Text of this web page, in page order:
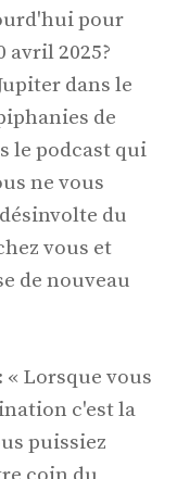
pour
avril 2025?
dans le
de
le podcast qui
ne vous
du
vous et
de nouveau
: « Lorsque vous
c'est la
puissiez